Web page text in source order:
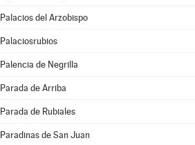
Palacios del Arzobispo
Palaciosrubios
Palencia de Negrilla
Parada de Arriba
Parada de Rubiales
Paradinas de San Juan